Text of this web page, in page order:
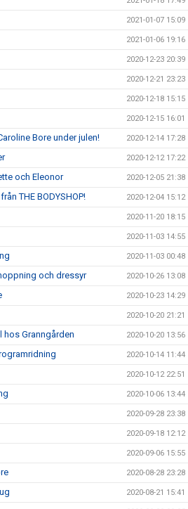
2021-01-07 15:09
2021-01-06 19:16
2020-12-23 20:39
2020-12-21 23:23
2020-12-18 15:15
2020-12-15 16:01
Bore under julen! 2020-12-14 17:28
2020-12-12 17:22
och Eleonor 2020-12-05 21:38
THE BODYSHOP! 2020-12-04 15:12
2020-11-20 18:15
2020-11-03 14:55
2020-11-03 00:48
och dressyr 2020-10-26 13:08
2020-10-23 14:29
2020-10-20 21:21
hos Granngården 2020-10-20 13:56
2020-10-14 11:44
2020-10-12 22:51
2020-10-06 13:44
2020-09-28 23:38
2020-09-18 12:12
2020-09-06 15:55
2020-08-28 23:28
2020-08-21 15:41